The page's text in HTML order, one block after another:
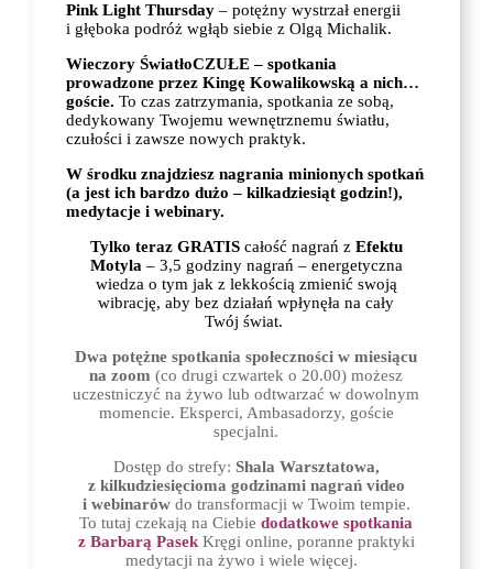
Pink Light Thursday – potężny wystrzał energii
i głęboka podróż wgłąb siebie z Olgą Michalik.
Wieczory ŚwiatłoCZUŁE – spotkania
prowadzone przez Kingę Kowalikowską a nich…
goście. To czas zatrzymania, spotkania ze sobą,
dedykowany Twojemu wewnętrznemu światłu,
czułości i zawsze nowych praktyk.
W środku znajdziesz nagrania minionych spotkań
(a jest ich bardzo dużo – kilkadziesiąt godzin!),
medytacje i webinary.
Tylko teraz GRATIScałość nagrań z Efektu
Motyla– 3,5 godziny nagrań – energetyczna
wiedza o tym jak z lekkością zmienić swoją
wibrację, aby bez działań wpłynęła na cały
Twój świat.
Dwapotężne spotkania społeczności w miesiącu
na zoom (co drugi czwartek o 20.00) możesz
uczestniczyć na żywo lub odtwarzać w dowolnym
momencie. Eksperci, Ambasadorzy, goście
specjalni.
Dostęp do strefy: Shala Warsztatowa,
z kilkudziesięcioma godzinami nagrań video
i webinarów do transformacji w Twoim tempie.
To tutaj czekają na Ciebiedodatkowe spotkania
z Barbarą Pasek Kręgi online, poranne praktyki
medytacji na żywo i wiele więcej.